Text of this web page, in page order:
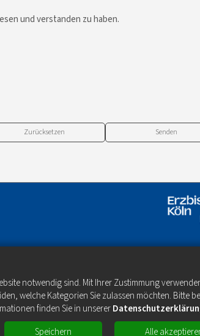
notwendig sind. Mit Ihrer Zustimmung
welche Kategorien Sie zulassen möchten. Bitte
finden Sie in unserer
Speichern Alle
und verstanden zu haben.
Zurücksetzen